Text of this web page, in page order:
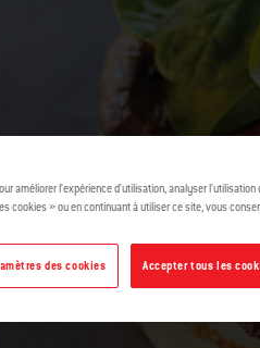
améliorer l’expérience d’utilisation, analyser
cookies » ou en continuant à utiliser ce site, vous
Accepter tous les
des cookies